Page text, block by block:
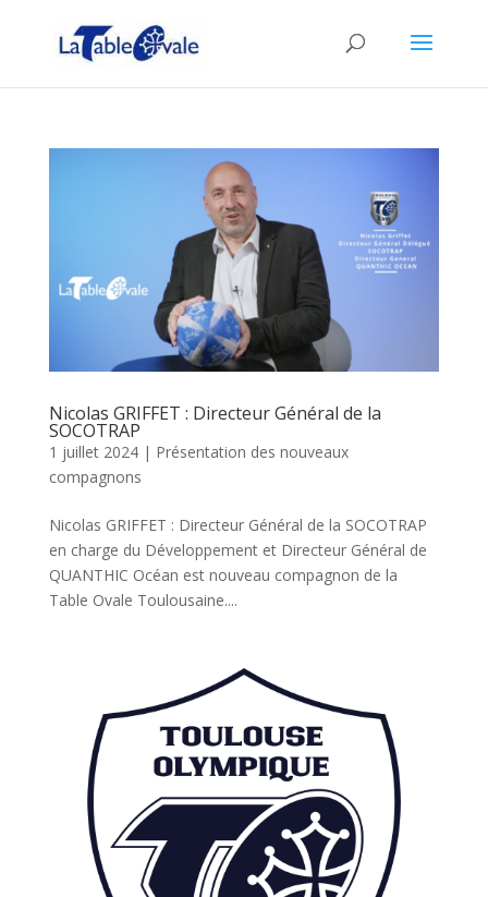
Nicolas GRIFFET : Directeur Général de la
SOCOTRAP
1 juillet 2024| Présentation des nouveaux
compagnons
Nicolas GRIFFET : Directeur Général de la SOCOTRAP
en charge du Développement et Directeur Général de
QUANTHIC Océan est nouveau compagnon de la
Table Ovale Toulousaine....